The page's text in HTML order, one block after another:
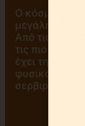
Ο κόσμος της
μεγάλη
Από τις
τις πιο
έχει τη δική
φυσικά το
σερβιρίσματος.